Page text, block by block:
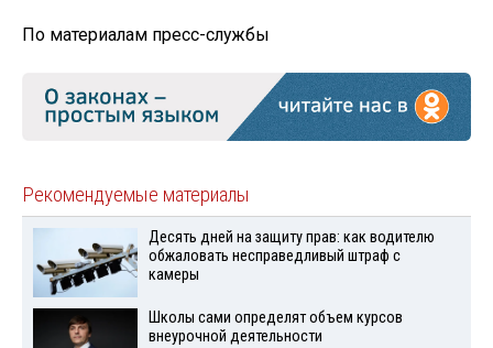
По материалам пресс-службы
Рекомендуемые материалы
Десять дней на защиту прав: как водителю
обжаловать несправедливый штраф с
камеры
Школы сами определят объем курсов
внеурочной деятельности